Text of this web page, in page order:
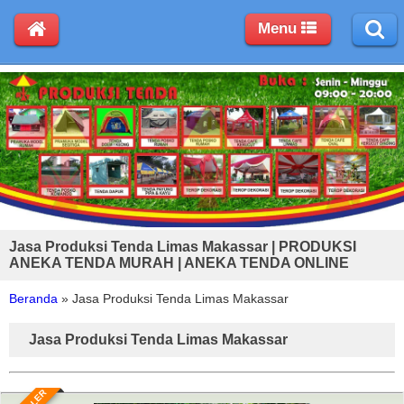
Jasa Produksi Tenda Limas Makassar | PRODUKSI
ANEKA TENDA MURAH | ANEKA TENDA ONLINE
Beranda » Jasa Produksi Tenda Limas Makassar
Jasa Produksi Tenda Limas Makassar
Menu